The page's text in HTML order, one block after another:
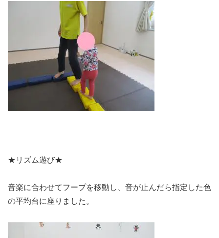
★リズム遊び★
音楽に合わせてフープを移動し、音が止んだら指定した色
の平均台に座りました。